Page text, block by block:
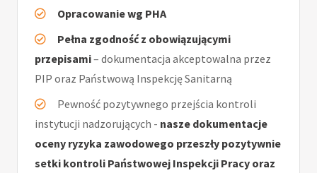
Opracowanie wg PHA
Pełna zgodność z obowiązującymi
przepisami– dokumentacja akceptowalna przez
PIP oraz Państwową Inspekcję Sanitarną
Pewność pozytywnego przejścia kontroli
instytucji nadzorujących - nasze dokumentacje
oceny ryzyka zawodowego przeszły pozytywnie
setki kontroli Państwowej Inspekcji Pracy oraz